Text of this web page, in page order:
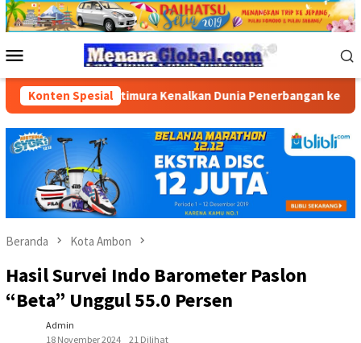
Loncat
ke
Mobile
Konten Spesial
Pattimura Kenalkan Dunia Penerbangan kepada Siswa SD
Beranda Kota Ambon
Hasil Survei Indo Barometer Paslon
“Beta” Unggul 55.0 Persen
Admin
18 November 2024
21 Dilihat